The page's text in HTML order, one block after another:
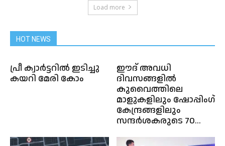
Load more
HOT NEWS
പ്രീ ക്വാര്‍ട്ടറില്‍ ഇടിച്ചു
കയറി മേരി കോം
ഈദ് അവധി
ദിവസങ്ങളിൽ
കുവൈത്തിലെ
മാളുകളിലും ഷോപ്പിംഗ്
കേന്ദ്രങ്ങളിലും
സന്ദർശകരുടെ 70...